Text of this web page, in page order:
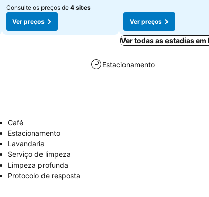
Consulte os preços de 4 sites
Ver preços
Ver preços
Ver todas as estadias em
Estacionamento
Café
Estacionamento
Lavandaria
Serviço de limpeza
Limpeza profunda
Protocolo de resposta